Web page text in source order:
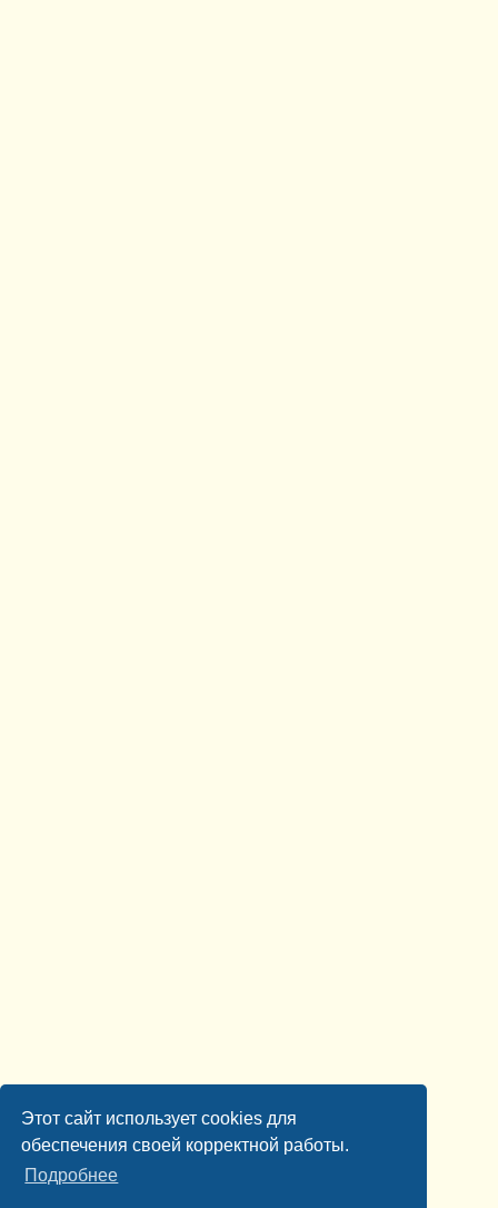
Этот сайт использует cookies для
обеспечения своей корректной работы.
Подробнее